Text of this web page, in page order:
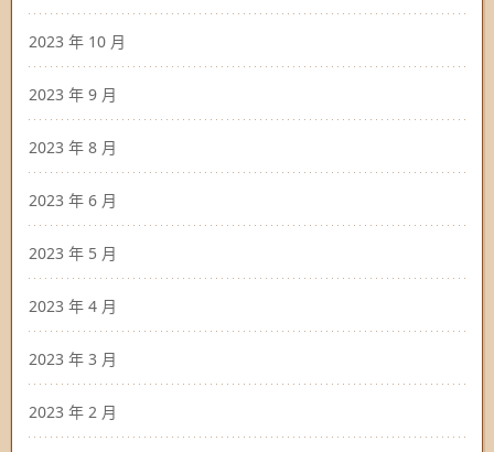
2023 年 10 月
2023 年 9 月
2023 年 8 月
2023 年 6 月
2023 年 5 月
2023 年 4 月
2023 年 3 月
2023 年 2 月